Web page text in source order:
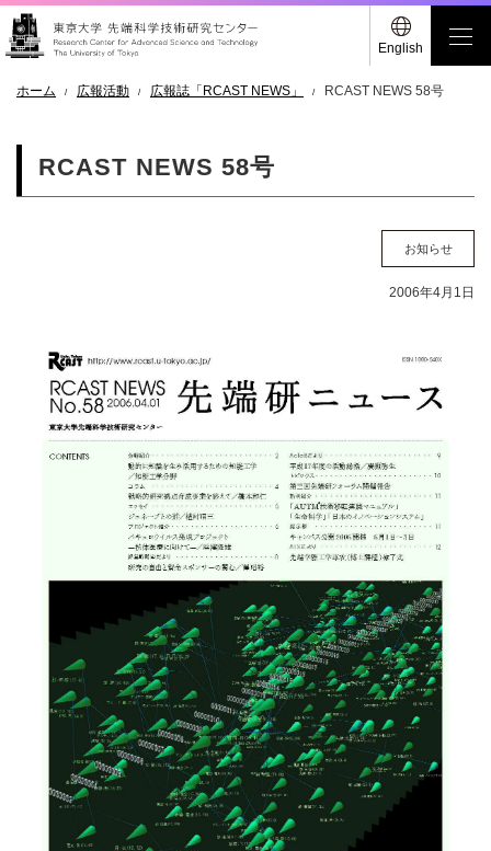
English
ホーム 広報活動 広報誌「RCAST NEWS」 RCAST NEWS 58号
RCAST NEWS 58号
お知らせ
2006年4月1日